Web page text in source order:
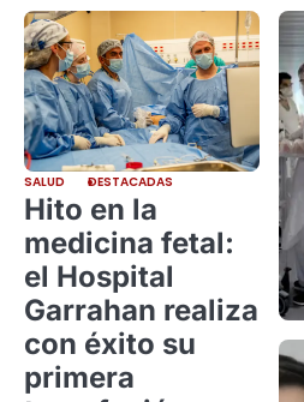
SALUD DESTACADAS
Hito en la
medicina fetal:
el Hospital
Garrahan realiza
con éxito su
primera